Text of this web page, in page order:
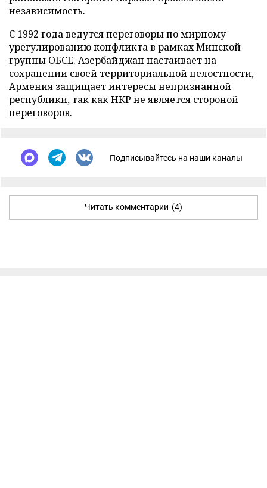
независимость.
С 1992 года ведутся переговоры по мирному
урегулированию конфликта в рамках Минской
группы ОБСЕ. Азербайджан настаивает на
сохранении своей территориальной целостности,
Армения защищает интересы непризнанной
республики, так как НКР не является стороной
переговоров.
Подписывайтесь на наши каналы
Читать комментарии (4)